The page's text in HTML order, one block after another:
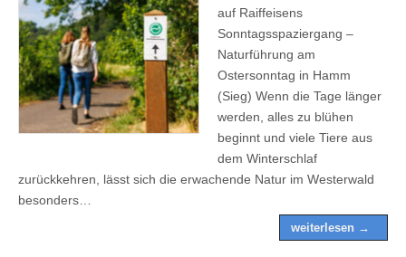
auf Raiffeisens
Sonntagsspaziergang –
Naturführung am
Ostersonntag in Hamm
(Sieg) Wenn die Tage länger
werden, alles zu blühen
beginnt und viele Tiere aus
dem Winterschlaf
zurückkehren, lässt sich die erwachende Natur im Westerwald
besonders…
weiterlesen →